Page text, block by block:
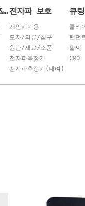
필름&강화유리&안경전자파 보호
개인기기용
모자/의류/침구
원단/재료/소품
전자파측정기
전자파측정기(대여)
큐
클리
팬던
팔찌
CMO